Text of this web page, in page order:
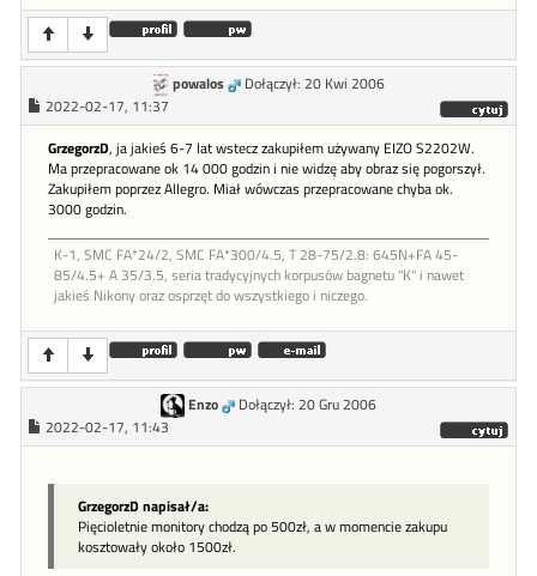
powalos
Dołączył: 20 Kwi 2006
2022-02-17, 11:37
GrzegorzD, ja jakieś 6-7 lat wstecz zakupiłem używany EIZO S2202W.
Ma przepracowane ok 14 000 godzin i nie widzę aby obraz się pogorszył.
Zakupiłem poprzez Allegro. Miał wówczas przepracowane chyba ok.
3000 godzin.
K-1, SMC FA*24/2, SMC FA*300/4.5, T 28-75/2.8: 645N+FA 45-
85/4.5+ A 35/3.5, seria tradycyjnych korpusów bagnetu "K" i nawet
jakieś Nikony oraz osprzęt do wszystkiego i niczego.
Enzo
Dołączył: 20 Gru 2006
2022-02-17, 11:43
GrzegorzD napisał/a:
Pięcioletnie monitory chodzą po 500zł, a w momencie zakupu
kosztowały około 1500zł.